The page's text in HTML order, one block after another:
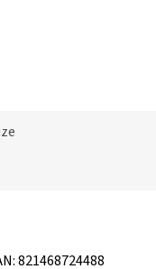
821468724488